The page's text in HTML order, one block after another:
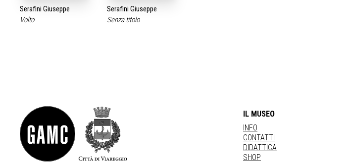
Serafini Giuseppe
Volto
Serafini Giuseppe
Senza titolo
IL MUSEO
INFO
CONTATTI
DIDATTICA
SHOP